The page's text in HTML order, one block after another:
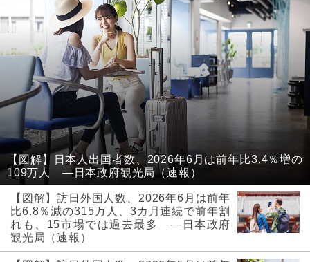
【図解】日本人出国者数、2026年6月は前年比3.4％増の
109万人 ―日本政府観光局（速報）
【図解】訪日外国人数、2026年6月は前年
比6.8％減の315万人、3カ月連続で前年割
れも、15市場では過去最多 ―日本政府
観光局（速報）